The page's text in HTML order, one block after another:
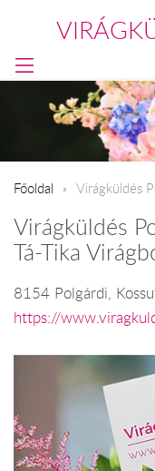
Főoldal Virágküldés
Virágküldés
Tá-Tika
8154 Polgárdi,
https://